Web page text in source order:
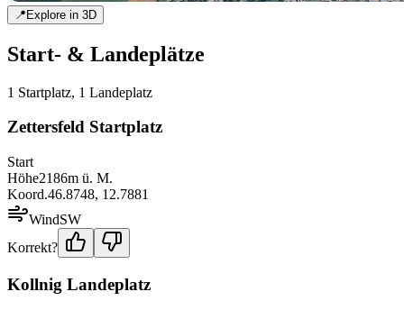
📍Explore in 3D
Start- & Landeplätze
1 Startplatz, 1 Landeplatz
Zettersfeld Startplatz
Start
Höhe2186m ü. M.
Koord.46.8748, 12.7881
WindSW
Korrekt?
Kollnig Landeplatz